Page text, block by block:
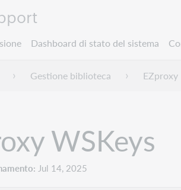
Dashboard di stato del sistema
comprimi la gerarchia globale
Gestione biblioteca EZproxy
WSKeys
Jul 14, 2025